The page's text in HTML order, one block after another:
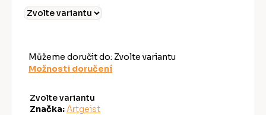
Můžeme doručit do: Zvolte variantu
Možnosti doručení
Zvolte variantu
Značka: Artgeist